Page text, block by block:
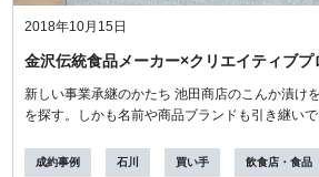
2018年10月15日
金沢伝統食品メーカー×クリエイティブ
新しい事業承継のかたち 池田商店のこんか漬け
を探す。しかも名前や商品ブランドも引き継い
成約事例 石川 買い手 飲食店・食品